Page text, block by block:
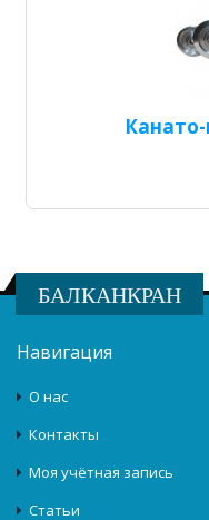
БАЛКАНКРАН
Навигация
О нас
Контакты
Моя учётная запись
Статьи